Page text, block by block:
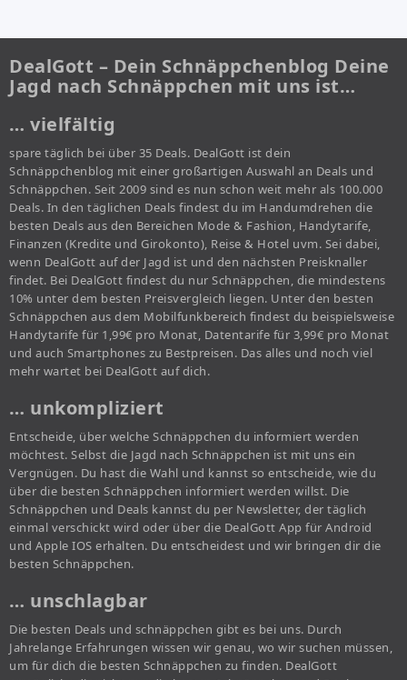
DealGott – Dein Schnäppchenblog Deine
Jagd nach Schnäppchen mit uns ist…
… vielfältig
spare täglich bei über 35 Deals. DealGott ist dein
Schnäppchenblog mit einer großartigen Auswahl an Deals und
Schnäppchen. Seit 2009 sind es nun schon weit mehr als 100.000
Deals. In den täglichen Deals findest du im Handumdrehen die
besten Deals aus den Bereichen Mode & Fashion, Handytarife,
Finanzen (Kredite und Girokonto), Reise & Hotel uvm. Sei dabei,
wenn DealGott auf der Jagd ist und den nächsten Preisknaller
findet. Bei DealGott findest du nur Schnäppchen, die mindestens
10% unter dem besten Preisvergleich liegen. Unter den besten
Schnäppchen aus dem Mobilfunkbereich findest du beispielsweise
Handytarife für 1,99€ pro Monat, Datentarife für 3,99€ pro Monat
und auch Smartphones zu Bestpreisen. Das alles und noch viel
mehr wartet bei DealGott auf dich.
… unkompliziert
Entscheide, über welche Schnäppchen du informiert werden
möchtest. Selbst die Jagd nach Schnäppchen ist mit uns ein
Vergnügen. Du hast die Wahl und kannst so entscheide, wie du
über die besten Schnäppchen informiert werden willst. Die
Schnäppchen und Deals kannst du per Newsletter, der täglich
einmal verschickt wird oder über die DealGott App für Android
und Apple IOS erhalten. Du entscheidest und wir bringen dir die
besten Schnäppchen.
… unschlagbar
Die besten Deals und schnäppchen gibt es bei uns. Durch
Jahrelange Erfahrungen wissen wir genau, wo wir suchen müssen,
um für dich die besten Schnäppchen zu finden. DealGott